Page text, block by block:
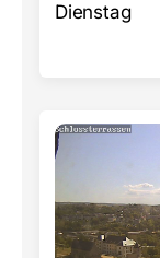
Dienstag